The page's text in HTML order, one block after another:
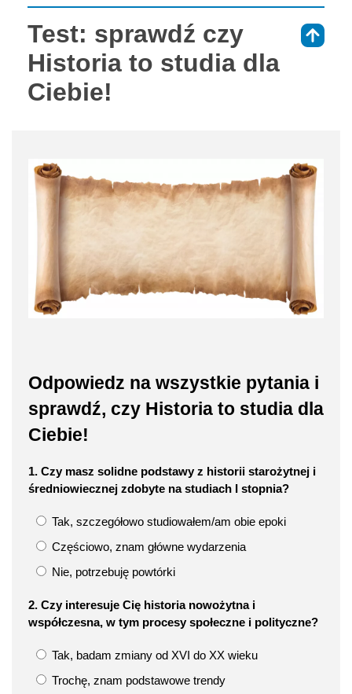
Test: sprawdź czy
Historia to studia dla
Ciebie!
Odpowiedz na wszystkie pytania i
sprawdź, czy Historia to studia dla
Ciebie!
1. Czy masz solidne podstawy z historii starożytnej i
średniowiecznej zdobyte na studiach I stopnia?
Tak, szczegółowo studiowałem/am obie epoki
Częściowo, znam główne wydarzenia
Nie, potrzebuję powtórki
2. Czy interesuje Cię historia nowożytna i
współczesna, w tym procesy społeczne i polityczne?
Tak, badam zmiany od XVI do XX wieku
Trochę, znam podstawowe trendy